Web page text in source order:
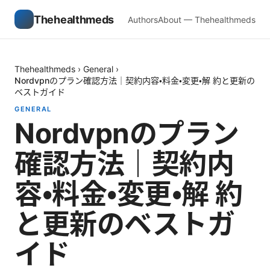
Thehealthmeds AuthorsAbout — Thehealthmeds
Thehealthmeds › General ›
Nordvpnのプラン確認方法｜契約内容・料金・変更・解 約と更新の
ベストガイド
GENERAL
Nordvpnのプラン
確認方法｜契約内
容・料金・変更・解 約
と更新のベストガ
イド